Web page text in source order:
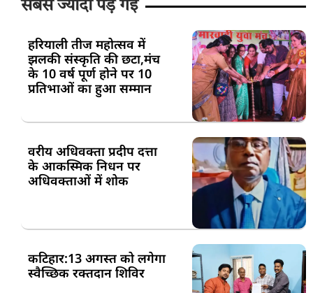
सबसे ज्यादा पड़ गई
हरियाली तीज महोत्सव में
झलकी संस्कृति की छटा,मंच
के 10 वर्ष पूर्ण होने पर 10
प्रतिभाओं का हुआ सम्मान
वरीय अधिवक्ता प्रदीप दत्ता
के आकस्मिक निधन पर
अधिवक्ताओं में शोक
कटिहार:13 अगस्त को लगेगा
स्वैच्छिक रक्तदान शिविर